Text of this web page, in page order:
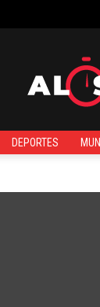
DEPORTES